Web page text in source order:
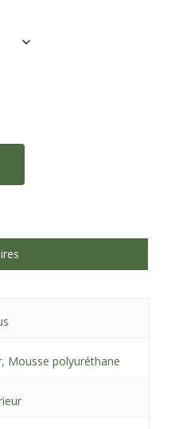
, Mousse polyuréthane